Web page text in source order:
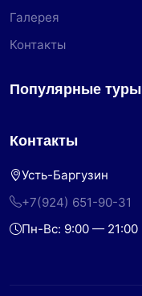
Галерея
Контакты
Популярные туры
Контакты
Усть-Баргузин
+7(924) 651-90-31
Пн-Вс: 9:00 — 21:00